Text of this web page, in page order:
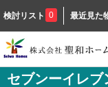
検討リスト 0 最近見た
セブンーイレ